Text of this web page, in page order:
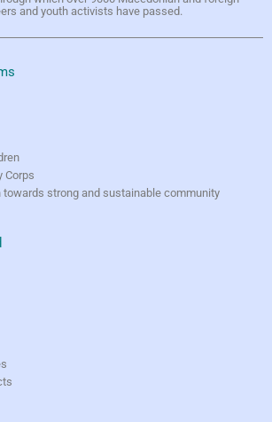
and youth activists have passed.
Corps
towards strong and sustainable community